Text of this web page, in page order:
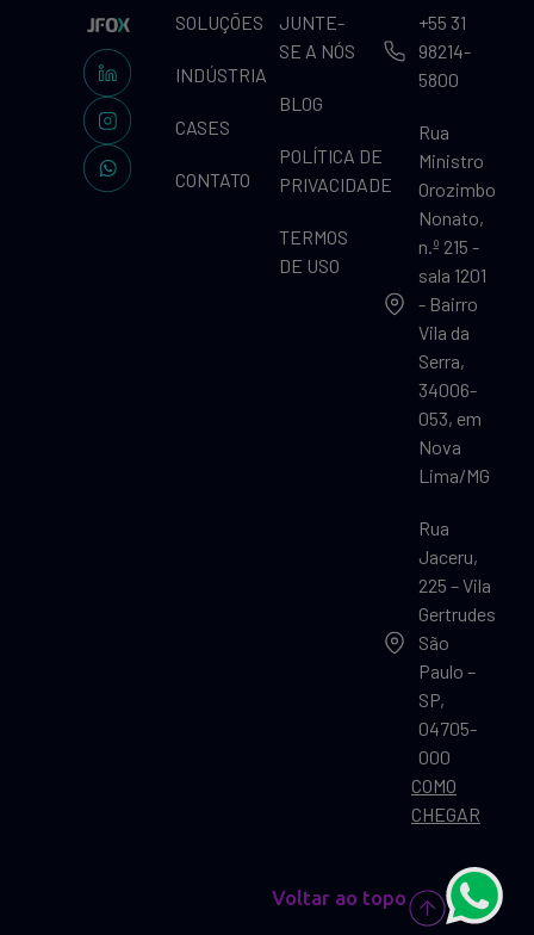
SOLUÇÕES
INDÚSTRIA
CASES
CONTATO
JUNTE-
SE A NÓS
BLOG
POLÍTICA DE
PRIVACIDADE
TERMOS
DE USO
+55 31
98214-
5800
Rua
Ministro
Orozimbo
Nonato,
n.º 215 -
sala 1201
- Bairro
Vila da
Serra,
34006-
053, em
Nova
Lima/MG
Rua
Jaceru,
225 – Vila
Gertrudes
São
Paulo –
SP,
04705-
000
COMO
CHEGAR
Voltar ao topo